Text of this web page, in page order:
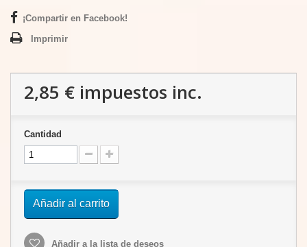
¡Compartir en Facebook!
Imprimir
2,85 € impuestos inc.
Cantidad
Añadir al carrito
Añadir a la lista de deseos